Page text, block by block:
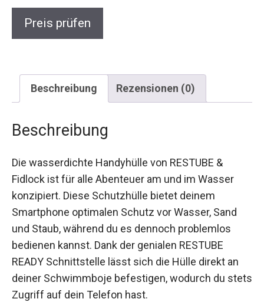
Beschreibung Rezensionen (0)
Beschreibung
Fidlock ist für alle Abenteuer am und im Wasser
konzipiert. Diese Schutzhülle bietet deinem
Smartphone optimalen Schutz vor Wasser, Sand
und Staub, während du es dennoch problemlos
bedienen kannst. Dank der genialen RESTUBE
READY Schnittstelle lässt sich die Hülle direkt an
deiner Schwimmboje befestigen, wodurch du
stets Zugriff auf dein Telefon hast.